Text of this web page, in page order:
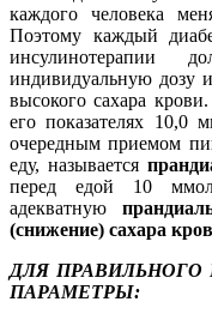
каждого человека
Поэтому каждый
инсулинотерапии
индивидуальную дозу
высокого сахара
его показателях
очередным приемом
еду, называется
перед едой 10
адекватную
(снижение) сахара
ДЛЯ
ПАРАМЕТРЫ: